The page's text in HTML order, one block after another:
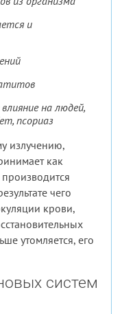
и
на людей,
псориаз
излучению,
как
чего
крови,
утомляется, его
систем